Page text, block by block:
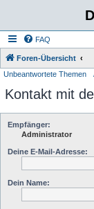
FAQ
Foren-Übersicht
Unbeantwortete Themen
Kontakt mit
Empfänger:
Administrator
Deine E-Mail-Adresse:
Dein Name: